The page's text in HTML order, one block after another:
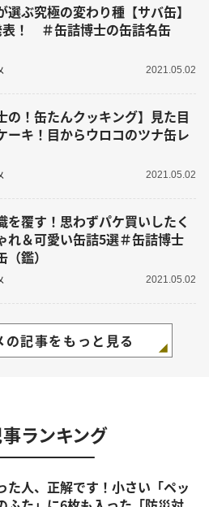
選ぶ究極の変わり種【サバ缶】
表！ ＃缶詰博士の缶詰名缶
2021.05.02
の！缶たんクッキング】見た目
ーキ！目からウロコのツナ缶レ
2021.05.02
を覆す！思わずパケ買いしたく
れ＆可愛い缶詰5選＃缶詰博士
鑑）
2021.05.02
記事をもっと見る
ランキング
た人、正解です！小さい「ペッ